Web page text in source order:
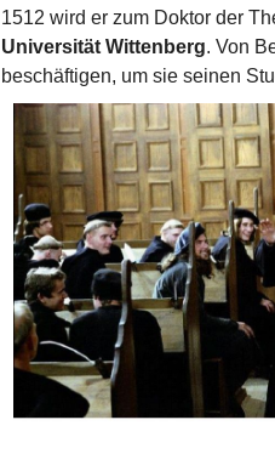
1512 wird er zum Doktor der
Universität Wittenberg. Von
beschäftigen, um sie seinen